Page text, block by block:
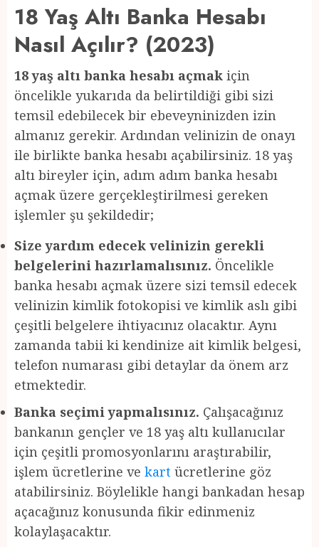
18 Yaş Altı Banka Hesabı
Nasıl Açılır? (2023)
18 yaş altı banka hesabı açmak için
öncelikle yukarıda da belirtildiği gibi sizi
temsil edebilecek bir ebeveyninizden izin
almanız gerekir. Ardından velinizin de onayı
ile birlikte banka hesabı açabilirsiniz. 18 yaş
altı bireyler için, adım adım banka hesabı
açmak üzere gerçekleştirilmesi gereken
işlemler şu şekildedir;
Size yardım edecek velinizin gerekli
belgelerini hazırlamalısınız. Öncelikle
banka hesabı açmak üzere sizi temsil edecek
velinizin kimlik fotokopisi ve kimlik aslı gibi
çeşitli belgelere ihtiyacınız olacaktır. Aynı
zamanda tabii ki kendinize ait kimlik belgesi,
telefon numarası gibi detaylar da önem arz
etmektedir.
Banka seçimi yapmalısınız. Çalışacağınız
bankanın gençler ve 18 yaş altı kullanıcılar
için çeşitli promosyonlarını araştırabilir,
işlem ücretlerine ve kart ücretlerine göz
atabilirsiniz. Böylelikle hangi bankadan hesap
açacağınız konusunda fikir edinmeniz
kolaylaşacaktır.